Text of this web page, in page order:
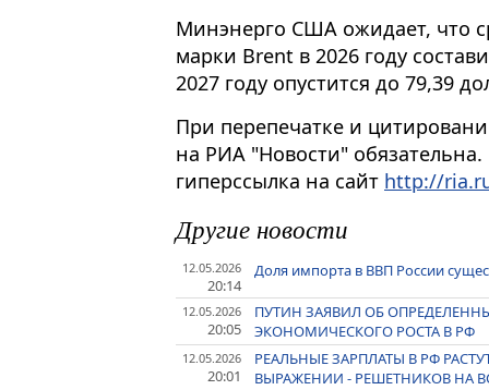
Минэнерго США ожидает, что
марки Brent в 2026 году
2027 году опустится до 79,39
При перепечатке и
на РИА "Новости"
гиперссылка на сайт http://
Другие новости
12.05.2026
20:14
Доля импорта в ВВП России
12.05.2026
20:05
ПУТИН ЗАЯВИЛ ОБ
ЭКОНОМИЧЕСКОГО РОСТА В РФ
12.05.2026
20:01
РЕАЛЬНЫЕ ЗАРПЛАТЫ В РФ
ВЫРАЖЕНИИ - РЕШЕТНИКОВ НА